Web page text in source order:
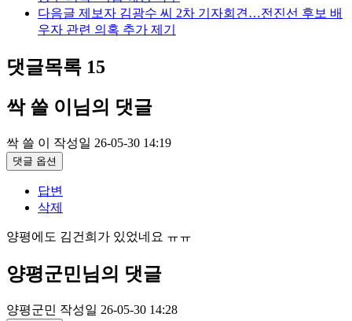
다음글 제보자 김광수 씨 2차 기자회견…전진선 후보 배
우자 관련 의혹 추가 제기
댓글목록 15
싹 쓸 이님의 댓글
싹 쓸 이 작성일 26-05-30 14:19
댓글 옵션
답변
삭제
양평에도 김건희가 있었네요 ㅠㅠ
양평군민님의 댓글
양평군민 작성일 26-05-30 14:28